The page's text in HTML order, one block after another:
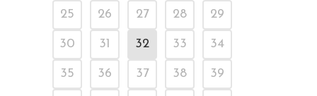
25 26 27 28 29
30 31 32 33 34
35 36 37 38 39